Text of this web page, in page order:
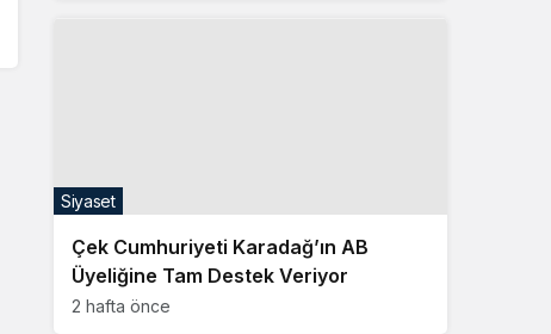
Çek Cumhuriyeti Karadağ’ın AB
Üyeliğine Tam Destek Veriyor
2 hafta önce
Siyaset